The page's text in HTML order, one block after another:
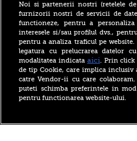
sistem
ani ar
dronă
Cea
te
Noi si partenerii nostri (retelele
furnizorii nostri de servicii de
functioneze, pentru a
interesele si/sau profilul dvs.,
pentru a analiza traficul pe
legatura cu prelucrarea datelor
modalitatea indicata aici. Prin click
de tip Cookie, care implica inclusiv
catre Vendor-ii cu care colaboram.
puteti schimba preferintele in
pentru functionarea website-ului.